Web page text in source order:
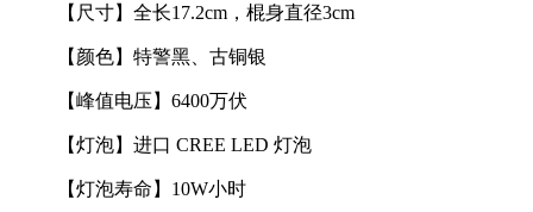
【尺寸】全长17.2cm，棍身直径3cm
【颜色】特警黑、古铜银
【峰值电压】6400万伏
【灯泡】进口 CREE LED 灯泡
【灯泡寿命】10W小时